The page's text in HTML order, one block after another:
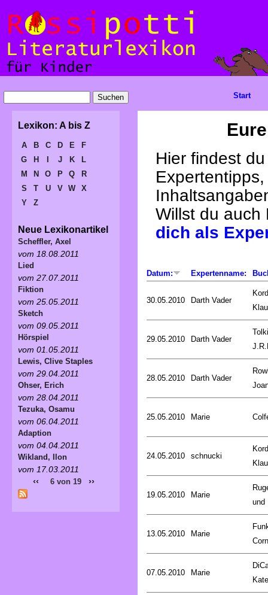
Hier findest
Willst du
dich als
Datum: Expertenname:
30.05.2010 Darth Vader
29.05.2010 Darth Vader
28.05.2010 Darth Vader
25.05.2010 Marie
24.05.2010 schnucki
19.05.2010 Marie
und
13.05.2010 Marie
07.05.2010 Marie
Kate
Start
Lexikon: A bis Z
A B C D E
F
G
H J K
L
M
N O P Q
R
S
T U V W
X
Y
Z
Neue Lexikonartikel
Scheffler, Axel
vom 18.08.2011
Lied
vom 27.07.2011
Fiktion
vom 25.05.2011
Sketch
vom 09.05.2011
Hörspiel
vom 01.05.2011
Lewis, Clive Staples
vom 29.04.2011
Ohser, Erich
vom 28.04.2011
Tezuka, Osamu
vom 06.04.2011
Adaption
vom 04.04.2011
Wikland, Ilon
vom 17.03.2011
‹‹ 6 von 19 ››